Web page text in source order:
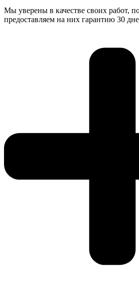
Мы уверены в качестве своих работ,
предоставляем на них гарантию 30